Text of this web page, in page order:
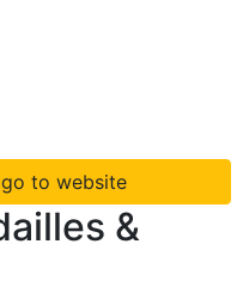
to website
&